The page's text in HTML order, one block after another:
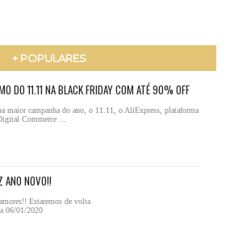
+ POPULARES
DO 11.11 NA BLACK FRIDAY COM ATÉ 90% OFF
maior campanha do ano, o 11.11, o AliExpress, plataforma
Commerce ...
ANO NOVO!!
Estaremos de volta
06/01/2020